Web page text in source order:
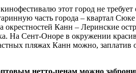
этот город не
часть города – квартал
Канн – Леринские
На Сент-Оноре в окружении
пляжах Канн можно,
нетто-ценам можно